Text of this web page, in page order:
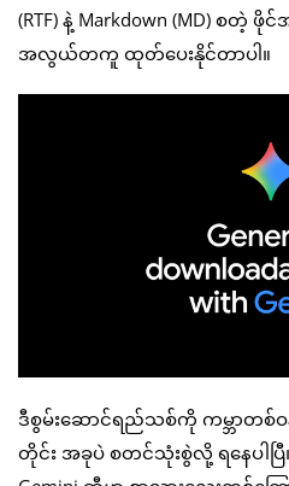
(RTF) နဲ့ Markdown (MD) စတဲ့ ဖို
အလွယ်တကူ ထုတ်ပေးနိုင်တာပါ။
ဒီစွမ်းဆောင်ရည်သစ်ကို ကမ္ဘာတစ်ဝ
တိုင်း အခုပဲ စတင်သုံးစွဲလို့ ရနေပါ